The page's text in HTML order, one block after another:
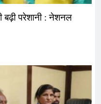
परेशानी : नेशनल